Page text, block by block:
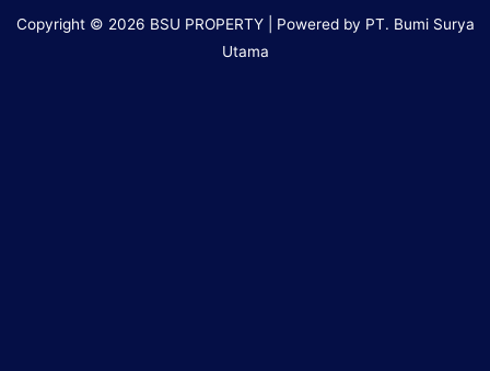
Copyright © 2026 BSU PROPERTY | Powered by PT. Bumi Surya
Utama